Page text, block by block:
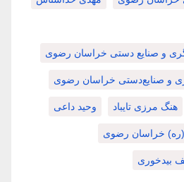
و صنایع دستی خراسان رضوی
و صنایع‌دستی خراسان رضوی
هنگ مرزی تایباد وحید داعی
(ره) خراسان رضوی
بیدخوری